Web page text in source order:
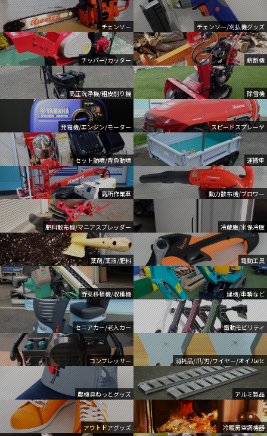
チェンソー チェンソー/刈払機グッズ
チッパー/カッター 薪割機
高圧洗浄機/粗皮削り機 除雪機
発電機/エンジン/モーター スピードスプレーヤ
セット動噴/背負動噴 運搬車
高所作業車 動力散布機/ブロワー
肥料散布機/マニアスプレッダー 冷蔵庫/米保冷庫
薬剤/薬液/肥料 電動工具
野菜移植機/収穫機 建機/車輌など
セニアカー/老人カー 電動モビリティ
コンプレッサー 消耗品/爪/刃/ワイヤー/オイルetc
農機具ねっとグッズ アルミ製品
アウトドアグッズ 冷暖房空調機器